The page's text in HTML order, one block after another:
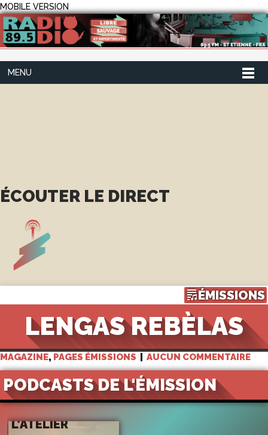
MOBILE VERSION
MENU
ÉCOUTER LE DIRECT
ÉMISSIONS
LENGAS REBÈLAS
MAGAZINE, PAGES ÉMISSIONS AUCUN COMMENTAIRE
PODCASTS DE L'ÉMISSION
FURIEUSE
FURANIA –
L’ATELIER